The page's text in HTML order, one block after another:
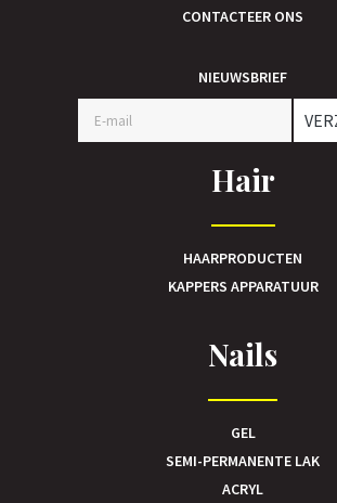
CONTACTEER ONS
NIEUWSBRIEF
Hair
HAARPRODUCTEN
KAPPERS APPARATUUR
Nails
GEL
SEMI-PERMANENTE LAK
ACRYL